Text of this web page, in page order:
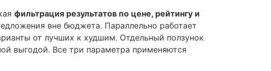
фильтрация результатов по цене, рейтингу и
вне бюджета. Параллельно работает
от лучших к худшим. Отдельный ползунок
выгодой. Все три параметра применяются